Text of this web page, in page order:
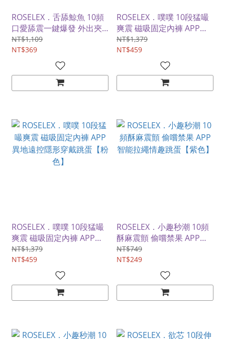
ROSELEX．舌舔鯨魚 10頻
口愛舔震一鍵爆發 外出夾
著高潮穿戴跳蛋【粉色】
NT$1,109
NT$369
ROSELEX．噗噗 10段猛嘬
爽震 磁吸固定內褲 APP異
地遠控隱形穿戴跳蛋【綠
色】
NT$1,379
NT$459
ROSELEX．噗噗 10段猛嘬
爽震 磁吸固定內褲 APP異
地遠控隱形穿戴跳蛋【粉
色】
NT$1,379
NT$459
ROSELEX．小趣秒潮 10頻
酥麻震顫 偷嚐禁果 APP智
能拉繩情趣跳蛋【紫色】
NT$749
NT$249